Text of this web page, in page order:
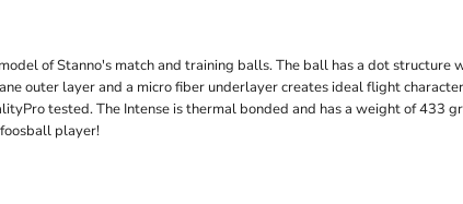
of Stanno's match and training balls. The ball has a dot
outer layer and a micro fiber underlayer creates ideal flight
tested. The Intense is thermal bonded and has a weight of 433
player!